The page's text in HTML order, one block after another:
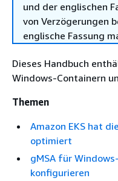
und der englischen
von Verzögerungen
englische Fassung
Dieses Handbuch
Windows-Containern
Themen
Amazon EKS hat
optimiert
gMSA für
konfigurieren